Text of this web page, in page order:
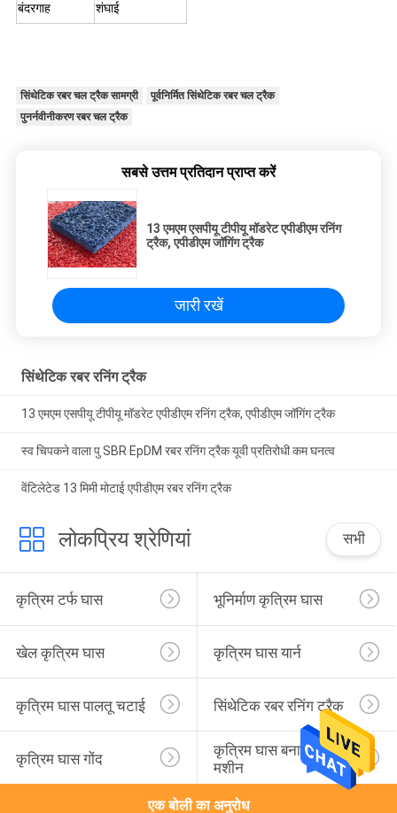
बंदरगाह
शंघाई
सिंथेटिक रबर चल ट्रैक सामग्री
पूर्वनिर्मित सिंथेटिक रबर चल ट्रैक
पुनर्नवीनीकरण रबर चल ट्रैक
सबसे उत्तम प्रतिदान प्राप्त करें
13 एमएम एसपीयू टीपीयू मॉडरेट एपीडीएम रनिंग
ट्रैक, एपीडीएम जॉगिंग ट्रैक
जारी रखें
सिंथेटिक रबर रनिंग ट्रैक
13 एमएम एसपीयू टीपीयू मॉडरेट एपीडीएम रनिंग ट्रैक, एपीडीएम जॉगिंग ट्रैक
स्व चिपकने वाला पु SBR EpDM रबर रनिंग ट्रैक यूवी प्रतिरोधी कम घनत्व
वेंटिलेटेड 13 मिमी मोटाई एपीडीएम रबर रनिंग ट्रैक
लोकप्रिय श्रेणियां सभी
कृत्रिम टर्फ घास भूनिर्माण कृत्रिम घास
खेल कृत्रिम घास कृत्रिम घास यार्न
कृत्रिम घास पालतू चटाई सिंथेटिक रबर रनिंग ट्रैक
कृत्रिम घास गोंद
कृत्रिम घास बनाने की
मशीन
एक बोली का अनुरोध